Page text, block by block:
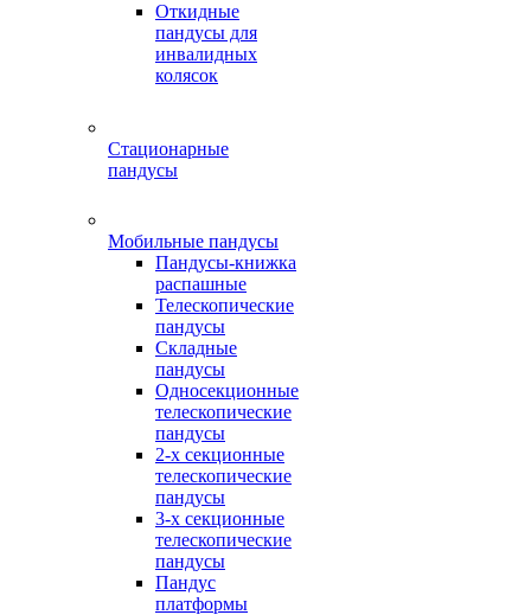
Откидные
пандусы для
инвалидных
колясок
Стационарные
пандусы
Мобильные пандусы
Пандусы-книжка
распашные
Телескопические
пандусы
Складные
пандусы
Односекционные
телескопические
пандусы
2-х секционные
телескопические
пандусы
3-х секционные
телескопические
пандусы
Пандус
платформы